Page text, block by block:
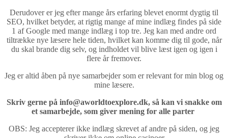
Derudover er jeg efter mange års erfaring blevet enormt dygtig til
SEO, hvilket betyder, at rigtig mange af mine indlæg findes på side
1 af Google med mange indlæg i top tre. Jeg kan med andre ord
tiltrække nye læsere hele tiden, hvilket kan komme dig til gode, når
du skal brande dig selv, og indholdet vil blive læst igen og igen i
flere år fremover.
Jeg er altid åben på nye samarbejder som er relevant for min blog og
mine læsere.
Skriv gerne på info@aworldtoexplore.dk, så kan vi snakke om
et samarbejde, som giver mening for alle parter
OBS: Jeg accepterer ikke indlæg skrevet af andre på siden, og jeg